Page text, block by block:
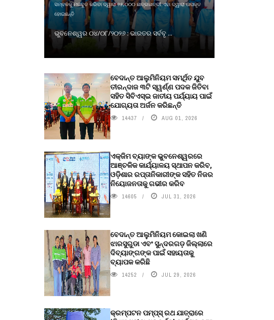
ସମ୍ବଳକୁ ମଜବୁତ କରିବା ଦ୍ୱାରା ୨୫,୦୦୦ ଛାତ୍ରଛାତ୍ରୀ ଏହା ଦ୍ୱାରା ଉପକୃତ
ହୋଇଛନ୍ତି
ଭୁବନେଶ୍ୱର ୦୪/୦୮/୨୦୨୬ : ଭାରତର ସର୍ବବୃ ...
ବେଦାନ୍ତ ଆଲୁମିନିୟମ ସମର୍ଥିତ ଯୁବ
ତୀରନ୍ଦାଜ ୩ଟି ସ୍ୱର୍ଣ୍ଣ ପଦକ ଜିତିବା
ସହିତ ସିବିଏସ୍ଇ ଜାତୀୟ ପର୍ଯ୍ୟାୟ ପାଇଁ
ଯୋଗ୍ୟତା ଅର୍ଜନ କରିଛନ୍ତି
14437 AUG 01, 2026
ଏକ୍ଜିମ ବ୍ୟାଙ୍କ ଭୁବନେଶ୍ୱରରେ
ଆଞ୍ଚଳିକ କାର୍ଯ୍ୟାଳୟ ସ୍ଥାପନ କରିବ,
ଓଡ଼ିଶାର ରପ୍ତାନିକାରୀଙ୍କ ସହିତ ନିଜର
ନିୟୋଜନତାକୁ ଗଭୀର କରିବ
14605 JUL 31, 2026
ବେଦାନ୍ତ ଆଲୁମିନିୟମ କୋଇଲା ଖଣି
ଝାରସୁଗୁଡା ଏବଂ ସୁନ୍ଦରଗଡ଼ ଜିଲ୍ଲାରେ
ଦିବ୍ୟାଙ୍ଗଙ୍କ ପାଇଁ ସହାୟତାକୁ
ବ୍ୟାପକ କରିଛି
14252 JUL 29, 2026
କ୍ରମ୍ପଟନ ପମ୍ପ୍‌ସ୍‌ ରଥ ଯାତ୍ରାରେ